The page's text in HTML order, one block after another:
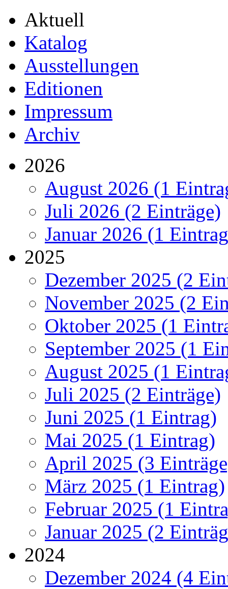
Aktuell
Katalog
Ausstellungen
Editionen
Impressum
Archiv
2026
August 2026 (1
Juli 2026 (2 Einträge)
Januar 2026 (1
2025
Dezember 2025 (2
November 2025 (2
Oktober 2025 (1
September 2025 (1
August 2025 (1
Juli 2025 (2 Einträge)
Juni 2025 (1 Eintrag)
Mai 2025 (1 Eintrag)
April 2025 (3
März 2025 (1 Eintrag)
Februar 2025 (1
Januar 2025 (2
2024
Dezember 2024 (4